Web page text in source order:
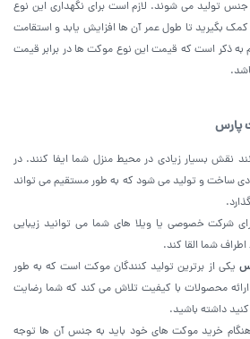
تولید می ‌شوند. لازم است برای نگهداری این نوع
بگیرید تا طول عمر آن ها افزایش یابد و استقامت
به ذکر است که قیمت این نوع موکت ها در برابر قیمت
پارس
نقش بسیار زیادی در محیط منزل شما ایفا کنند. در
ساخت و تولید می شود که به طور مستقیم می تواند
شرکت خصوصی یا ویلا های شما می توانید زیبایی
شما القا کند.
یکی از برترین تولید کنندگان موکت است که به طور
محصولات با کیفیت تلاش می کند که شما رضایت
داشته باشید.
خرید موکت های خود باید به جنس آن ها توجه